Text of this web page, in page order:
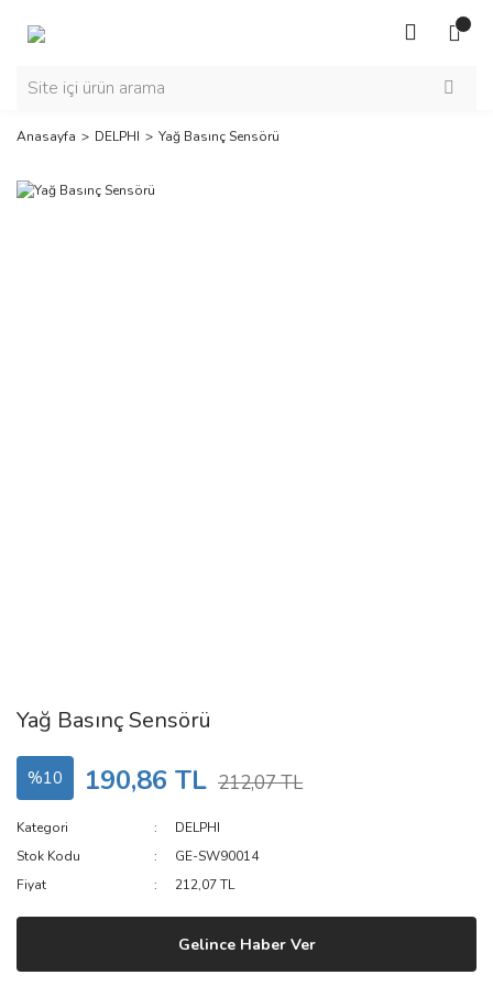
Anasayfa DELPHI Yağ Basınç Sensörü
Yağ Basınç Sensörü
%10 190,86 TL 212,07 TL
Kategori
DELPHI
Stok Kodu
GE-SW90014
Fiyat
212,07 TL
Gelince Haber Ver